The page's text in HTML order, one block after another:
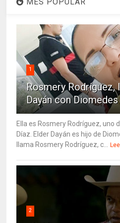
MES POPULAR
1
Rosmery Rodríguez,
Dayán con
Ella es Rosmery Rodríguez, uno
Díaz. Elder Dayán es hijo de
llama Rosmery Rodríguez, c...
2